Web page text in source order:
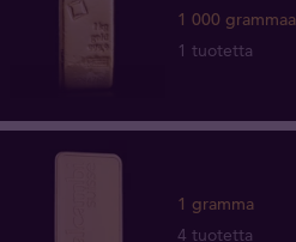
1 000 grammaa
1 tuotetta
1 gramma
4 tuotetta